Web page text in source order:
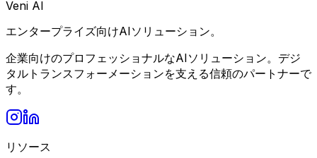
Veni AI
エンタープライズ向けAIソリューション。
企業向けのプロフェッショナルなAIソリューション。デジ
タルトランスフォーメーションを支える信頼のパートナーで
す。
リソース